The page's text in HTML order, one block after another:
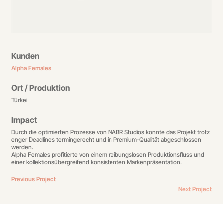
Kunden
Alpha Females
Ort / Produktion
Türkei
Impact
Durch die optimierten Prozesse von NABR Studios konnte das Projekt trotz
enger Deadlines termingerecht und in Premium-Qualität abgeschlossen
werden.
Alpha Females profitierte von einem reibungslosen Produktionsfluss und
einer kollektionsübergreifend konsistenten Markenpräsentation.
Previous Project
Next Project